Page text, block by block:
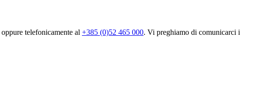
oppure telefonicamente al +385 (0)52 465 000. Vi preghiamo di comunicarci i